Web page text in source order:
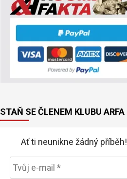
STAŇ SE ČLENEM KLUBU ARFA
Ať ti neunikne žádný příběh!